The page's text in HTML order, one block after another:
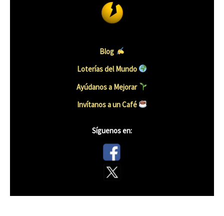
Blog
Loterías del Mundo
Ayúdanos a Mejorar
Invítanos a un Café
Síguenos en: